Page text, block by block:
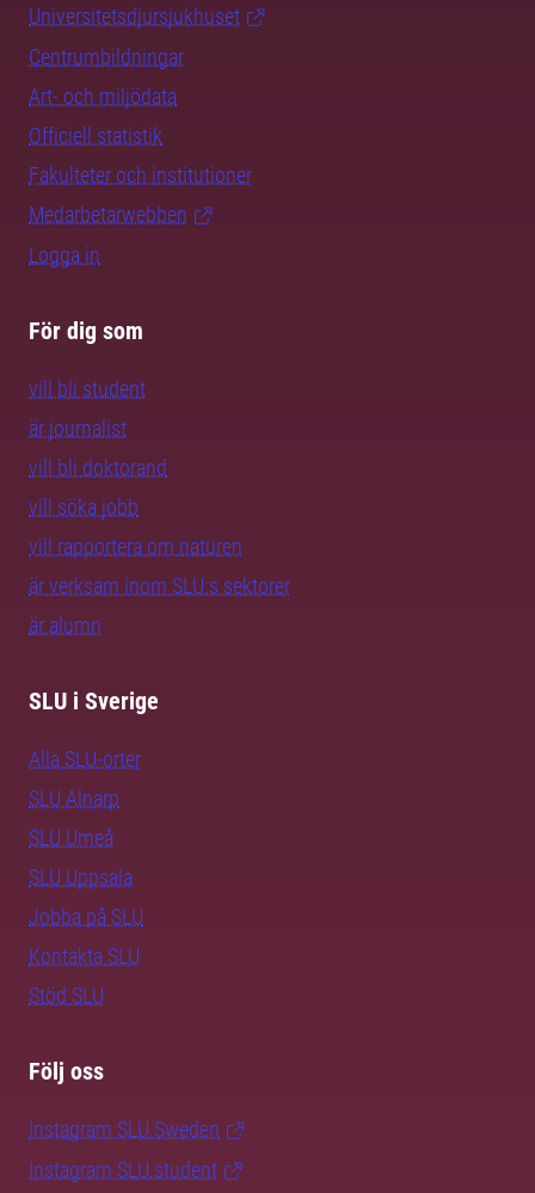
Universitetsdjursjukhuset
Centrumbildningar
Art- och miljödata
Officiell statistik
Fakulteter och institutioner
Medarbetarwebben
Logga in
För dig som
vill bli student
är journalist
vill bli doktorand
vill söka jobb
vill rapportera om naturen
är verksam inom SLU:s sektorer
är alumn
SLU i Sverige
Alla SLU-orter
SLU Alnarp
SLU Umeå
SLU Uppsala
Jobba på SLU
Kontakta SLU
Stöd SLU
Följ oss
Instagram SLU.Sweden
Instagram SLU.student